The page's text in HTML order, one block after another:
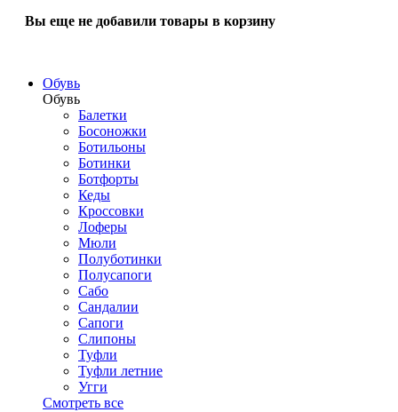
Вы еще не добавили товары в корзину
Обувь
Обувь
Балетки
Босоножки
Ботильоны
Ботинки
Ботфорты
Кеды
Кроссовки
Лоферы
Мюли
Полуботинки
Полусапоги
Сабо
Сандалии
Сапоги
Слипоны
Туфли
Туфли летние
Угги
Смотреть все